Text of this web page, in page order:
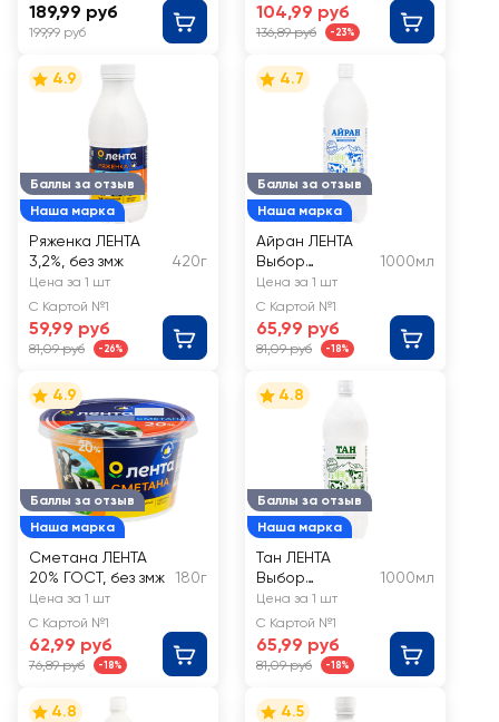
189,99 руб
199,99 руб
104,99 руб
136,89 руб -23%
Баллы за отзыв
Наша марка
4.9
Ряженка ЛЕНТА
3,2%, без змж
420г
Цена за 1 шт
С Картой №1
59,99 руб
81,09 руб -26%
Баллы за отзыв
Наша марка
4.7
Айран ЛЕНТА
Выбор
экспертов
негазированны
й 0,5%, без змж
1000мл
Цена за 1 шт
С Картой №1
65,99 руб
81,09 руб -18%
Баллы за отзыв
Наша марка
4.9
Сметана ЛЕНТА
20% ГОСТ, без змж
180г
Цена за 1 шт
С Картой №1
62,99 руб
76,89 руб -18%
Баллы за отзыв
Наша марка
4.8
Тан ЛЕНТА
Выбор
экспертов
негазированны
й 0,5%, без змж
1000мл
Цена за 1 шт
С Картой №1
65,99 руб
81,09 руб -18%
4.8 4.5